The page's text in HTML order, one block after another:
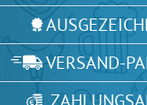
VERSAND-